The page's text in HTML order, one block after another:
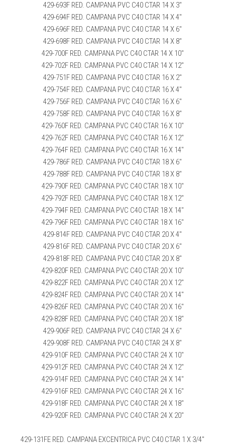
429-693F RED. CAMPANA PVC C40 CTAR 14 X 3″
429-694F RED. CAMPANA PVC C40 CTAR 14 X 4″
429-696F RED. CAMPANA PVC C40 CTAR 14 X 6″
429-698F RED. CAMPANA PVC C40 CTAR 14 X 8″
429-700F RED. CAMPANA PVC C40 CTAR 14 X 10″
429-702F RED. CAMPANA PVC C40 CTAR 14 X 12″
429-751F RED. CAMPANA PVC C40 CTAR 16 X 2″
429-754F RED. CAMPANA PVC C40 CTAR 16 X 4″
429-756F RED. CAMPANA PVC C40 CTAR 16 X 6″
429-758F RED. CAMPANA PVC C40 CTAR 16 X 8″
429-760F RED. CAMPANA PVC C40 CTAR 16 X 10″
429-762F RED. CAMPANA PVC C40 CTAR 16 X 12″
429-764F RED. CAMPANA PVC C40 CTAR 16 X 14″
429-786F RED. CAMPANA PVC C40 CTAR 18 X 6″
429-788F RED. CAMPANA PVC C40 CTAR 18 X 8″
429-790F RED. CAMPANA PVC C40 CTAR 18 X 10″
429-792F RED. CAMPANA PVC C40 CTAR 18 X 12″
429-794F RED. CAMPANA PVC C40 CTAR 18 X 14″
429-796F RED. CAMPANA PVC C40 CTAR 18 X 16″
429-814F RED. CAMPANA PVC C40 CTAR 20 X 4″
429-816F RED. CAMPANA PVC C40 CTAR 20 X 6″
429-818F RED. CAMPANA PVC C40 CTAR 20 X 8″
429-820F RED. CAMPANA PVC C40 CTAR 20 X 10″
429-822F RED. CAMPANA PVC C40 CTAR 20 X 12″
429-824F RED. CAMPANA PVC C40 CTAR 20 X 14″
429-826F RED. CAMPANA PVC C40 CTAR 20 X 16″
429-828F RED. CAMPANA PVC C40 CTAR 20 X 18″
429-906F RED. CAMPANA PVC C40 CTAR 24 X 6″
429-908F RED. CAMPANA PVC C40 CTAR 24 X 8″
429-910F RED. CAMPANA PVC C40 CTAR 24 X 10″
429-912F RED. CAMPANA PVC C40 CTAR 24 X 12″
429-914F RED. CAMPANA PVC C40 CTAR 24 X 14″
429-916F RED. CAMPANA PVC C40 CTAR 24 X 16″
429-918F RED. CAMPANA PVC C40 CTAR 24 X 18″
429-920F RED. CAMPANA PVC C40 CTAR 24 X 20″
429-131FE RED. CAMPANA EXCENTRICA PVC C40 CTAR 1 X 3/4″